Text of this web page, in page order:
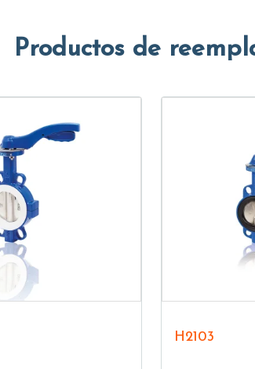
Productos de
H2103